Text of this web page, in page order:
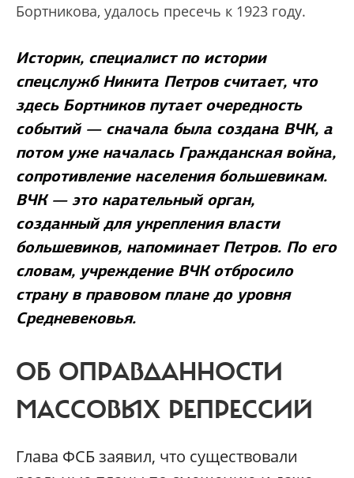
Бортникова, удалось пресечь к 1923 году.
Историк, специалист по истории
спецслужб Никита Петров считает, что
здесь Бортников путает очередность
событий — сначала была создана ВЧК, а
потом уже началась Гражданская война,
сопротивление населения большевикам.
ВЧК — это карательный орган,
созданный для укрепления власти
большевиков, напоминает Петров. По его
словам, учреждение ВЧК отбросило
страну в правовом плане до уровня
Средневековья.
ОБ ОПРАВДАННОСТИ
МАССОВЫХ РЕПРЕССИЙ
Глава ФСБ заявил, что существовали